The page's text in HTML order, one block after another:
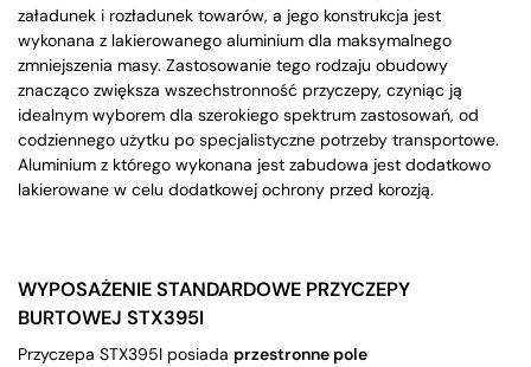
załadunek i rozładunek towarów, a jego konstrukcja jest
wykonana z lakierowanego aluminium dla maksymalnego
zmniejszenia masy. Zastosowanie tego rodzaju obudowy
znacząco zwiększa wszechstronność przyczepy, czyniąc ją
idealnym wyborem dla szerokiego spektrum zastosowań, od
codziennego użytku po specjalistyczne potrzeby transportowe.
Aluminium z którego wykonana jest zabudowa jest dodatkowo
lakierowane w celu dodatkowej ochrony przed korozją.
WYPOSAŻENIE STANDARDOWE PRZYCZEPY
BURTOWEJ STX395I
Przyczepa STX395I posiada przestronne pole